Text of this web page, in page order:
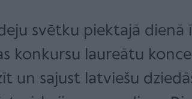
svētku piektajā
konkursu laureātu
un sajust latviešu